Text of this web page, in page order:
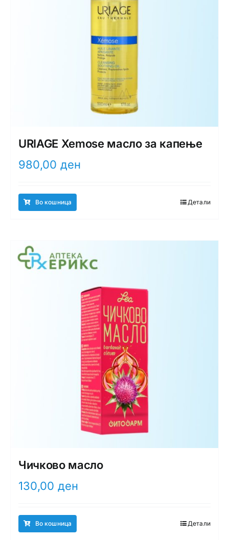
URIAGE Xemose масло за капење
980,00 ден
Во кошница Детали
Чичково масло
130,00 ден
Во кошница Детали